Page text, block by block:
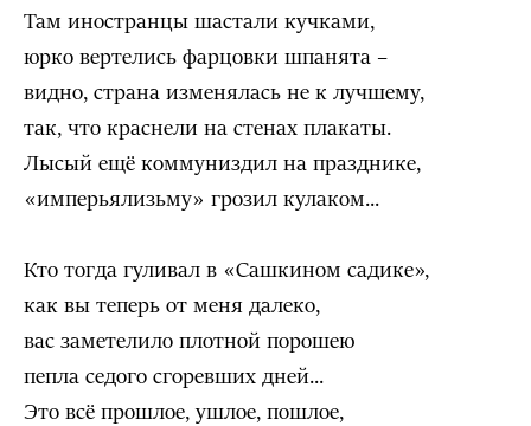
Там иностранцы шастали кучками,
юрко вертелись фарцовки шпанята –
видно, страна изменялась не к лучшему,
так, что краснели на стенах плакаты.
Лысый ещё коммуниздил на празднике,
«имперьялизьму» грозил кулаком...
Кто тогда гуливал в «Сашкином садике»,
как вы теперь от меня далеко,
вас заметелило плотной порошею
пепла седого сгоревших дней...
Это всё прошлое, ушлое, пошлое,